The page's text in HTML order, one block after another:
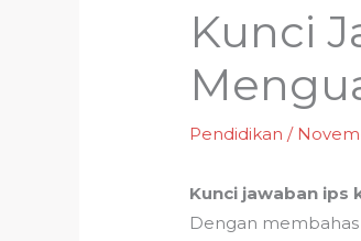
Kunci
Pendidikan /
Kunci jawaban ips
Dengan